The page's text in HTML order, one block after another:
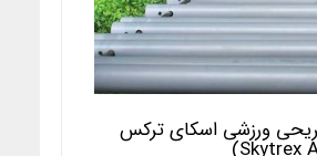
ورزشی اسکای ترکس